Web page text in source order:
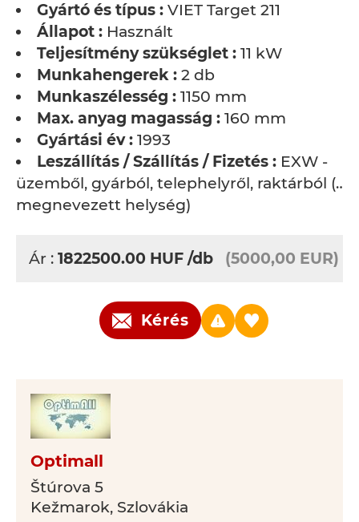
Gyártó és típus : VIET Target 211
Állapot : Használt
Teljesítmény szükséglet : 11 kW
Munkahengerek : 2 db
Munkaszélesség : 1150 mm
Max. anyag magasság : 160 mm
Gyártási év : 1993
Leszállítás / Szállítás / Fizetés : EXW -
üzemből, gyárból, telephelyről, raktárból (…
megnevezett helység)
Ár : 1822500.00 HUF /db (5000,00 EUR)
Kérés
Optimall
Štúrova 5
Kežmarok, Szlovákia